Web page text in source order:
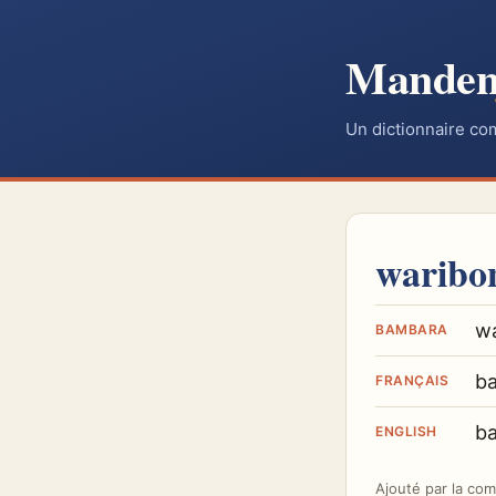
Un dictionnaire
BAMBARA
FRANÇAIS
ENGLISH
Ajouté par la